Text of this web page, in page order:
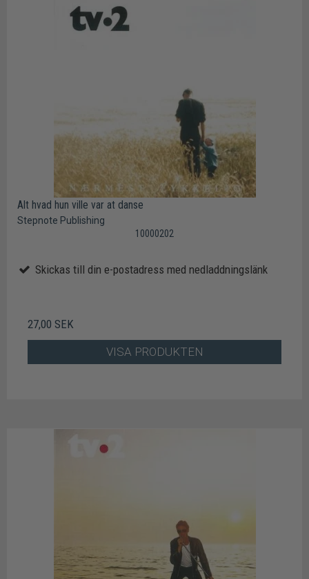
Alt hvad hun ville var at danse
Stepnote Publishing
10000202
Skickas till din e-postadress med nedladdningslänk
27,00 SEK
VISA PRODUKTEN